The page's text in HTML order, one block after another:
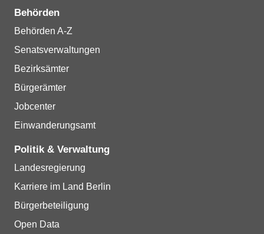
Behörden
Behörden A-Z
Senatsverwaltungen
Bezirksämter
Bürgerämter
Jobcenter
Einwanderungsamt
Politik & Verwaltung
Landesregierung
Karriere im Land Berlin
Bürgerbeteiligung
Open Data